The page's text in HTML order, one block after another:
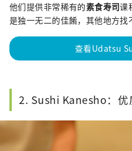
他们提供非常稀有的素食寿司课
是独一无二的佳餚，其他地方找
查看Udatsu
2. Sushi Kanesho：优